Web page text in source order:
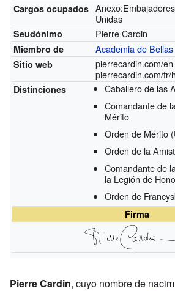
Cargos ocupados
Unidas
Seudónimo Pierre Cardin
Miembro de Academia de
Sitio web pierrecardin.com/en
pierrecardin.com/fr/
Distinciones
Caballero de las
Comandante de
Mérito
Orden de Mérito
Orden de la
Comandante de
la Legión de
Orden de
Firma
Pierre Cardin, cuyo nombre de